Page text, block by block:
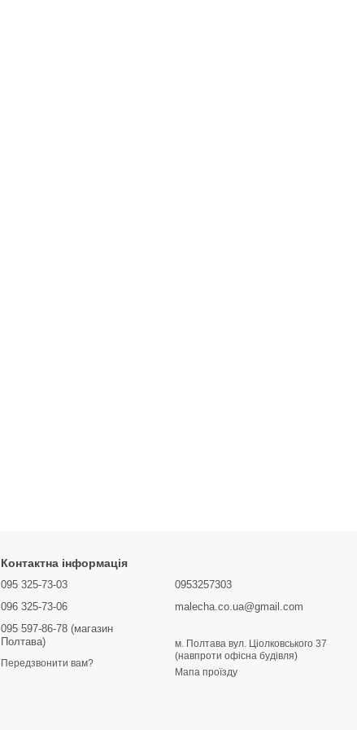
Контактна інформація
095 325-73-03
096 325-73-06
095 597-86-78 (магазин
Полтава)
Передзвонити вам?
0953257303
malecha.co.ua@gmail.com
м. Полтава вул. Ціолковського 37
(навпроти офісна будівля)
Мапа проїзду